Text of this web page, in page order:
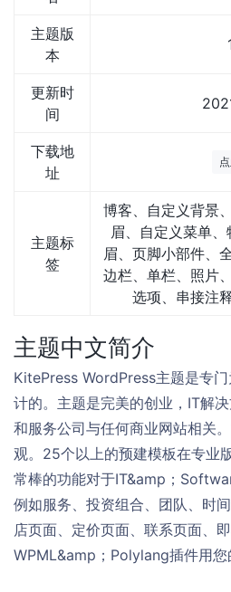
主题版
本
更新时
间
下载地
址
主题标
签
博客、自定义背景
眉、自定义菜单
眉、页脚小部件、
边栏、单栏、照片
选项、串接注
主题中文简介
KitePress WordPress主题是专
计的。主题是完美的创业，IT解
和服务公司与任何商业网站相关
观。25个以上的预建模板在专业
常棒的功能对于IT&amp；
例如服务、投资组合、团队、时
店页面、定价页面、联系页面、
WPML&amp；Polylang插件用您